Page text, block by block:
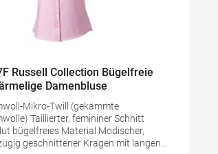
Russell Collection Bügelfreie
Damenbluse
Mikro-Twill (gekämmte
femininer Schnitt
Material Modischer,
geschnittener Kragen mit langen